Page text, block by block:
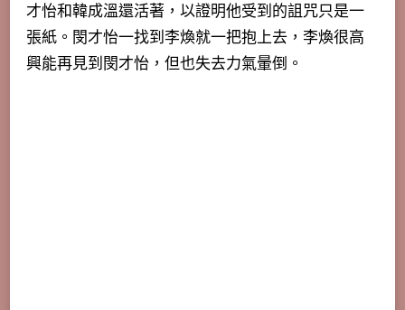
才怡和韓成溫還活著，以證明他受到的詛咒只是一
張紙。閔才怡一找到李煥就一把抱上去，李煥很高
興能再見到閔才怡，但也失去力氣暈倒。